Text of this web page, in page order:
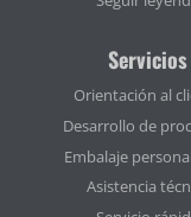
Servicios
Orientación al
Desarrollo de
Embalaje
Asistencia